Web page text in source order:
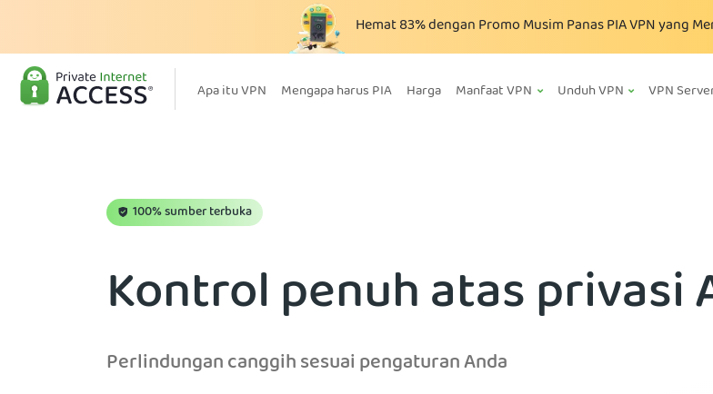
Hemat83%dengan Promo Musim Panas PIA VPN yang
Apa itu VPN Mengapa harus PIA Harga Manfaat VPN Unduh VPN VPN
100% sumber terbuka
Kontrol penuh atas privasi
Perlindungan canggih sesuai pengaturan Anda